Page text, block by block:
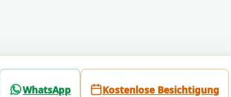
WhatsApp Kostenlose Besichtigung